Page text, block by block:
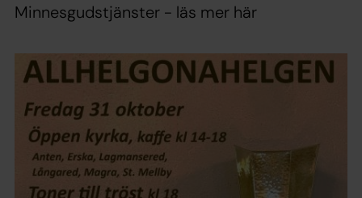
Minnesgudstjänster - läs mer här